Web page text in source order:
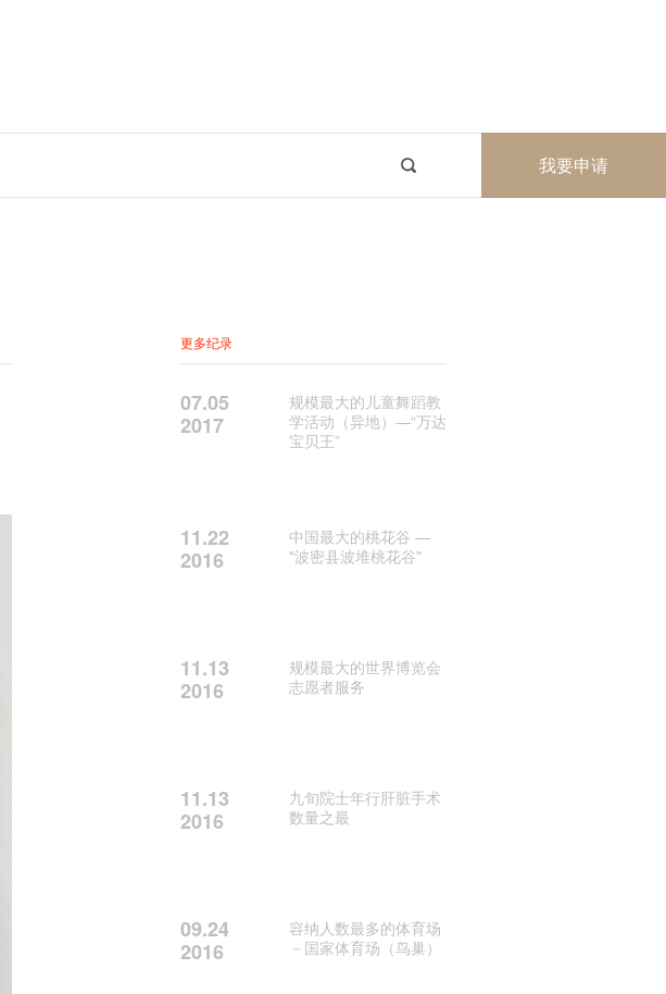
我要申请
更多纪录
07.05
2017
规模最大的儿童舞蹈教
学活动（异地）—“万达
宝贝王”
11.22
2016
中国最大的桃花谷 —
"波密县波堆桃花谷"
11.13
2016
规模最大的世界博览会
志愿者服务
11.13
2016
九旬院士年行肝脏手术
数量之最
09.24
2016
容纳人数最多的体育场
－国家体育场（鸟巢）